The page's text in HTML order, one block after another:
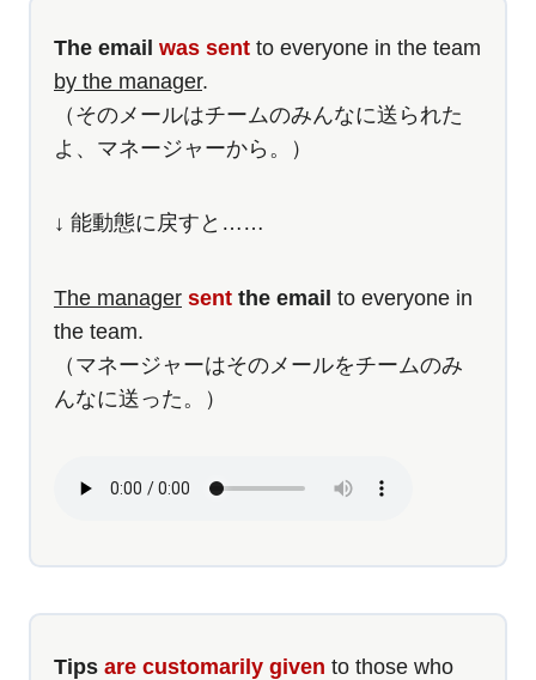
The email was sent to everyone in the team
by the manager.
（そのメールはチームのみんなに送られた
よ、マネージャーから。）
↓ 能動態に戻すと……
The manager sent the email to everyone in
the team.
（マネージャーはそのメールをチームのみ
んなに送った。）
Tips are customarily given to those who